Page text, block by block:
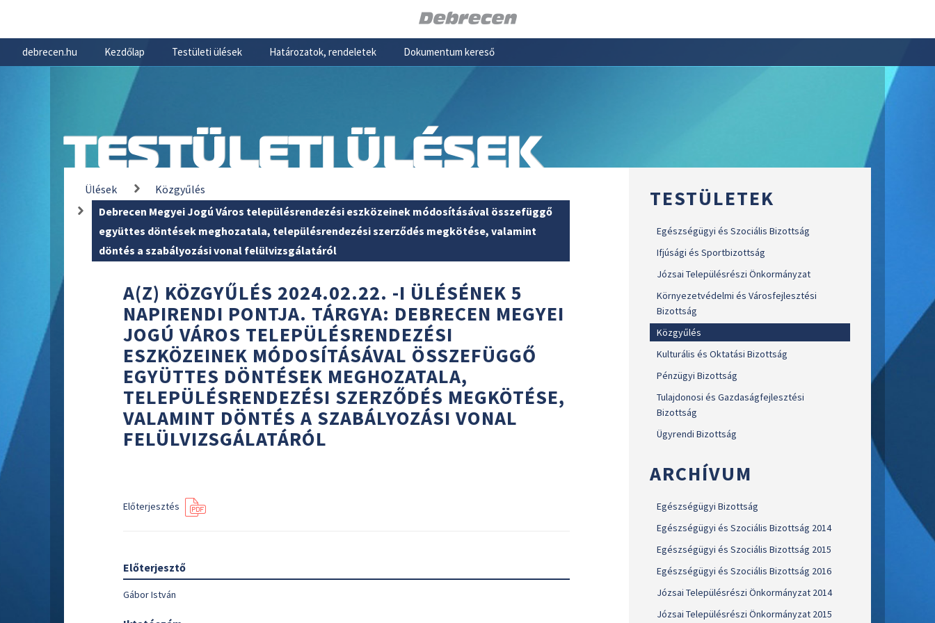
debrecen.hu Kezdőlap Testületi ülések Határozatok, rendeletek Dokumentum kereső
TESTÜLETI ÜLÉSEK
Ülések
Közgyűlés
Debrecen Megyei Jogú Város településrendezési eszközeinek módosításával összefüggő
együttes döntések meghozatala, településrendezési szerződés megkötése, valamint
döntés a szabályozási vonal felülvizsgálatáról
A(Z) KÖZGYŰLÉS 2024.02.22. -I ÜLÉSÉNEK 5
NAPIRENDI PONTJA. TÁRGYA: DEBRECEN MEGYEI
JOGÚ VÁROS TELEPÜLÉSRENDEZÉSI
ESZKÖZEINEK MÓDOSÍTÁSÁVAL ÖSSZEFÜGGŐ
EGYÜTTES DÖNTÉSEK MEGHOZATALA,
TELEPÜLÉSRENDEZÉSI SZERZŐDÉS MEGKÖTÉSE,
VALAMINT DÖNTÉS A SZABÁLYOZÁSI VONAL
FELÜLVIZSGÁLATÁRÓL
Előterjesztés
Előterjesztő
Gábor István
TESTÜLETEK
Egészségügyi és Szociális Bizottság
Ifjúsági és Sportbizottság
Józsai Településrészi Önkormányzat
Környezetvédelmi és Városfejlesztési
Bizottság
Közgyűlés
Kulturális és Oktatási Bizottság
Pénzügyi Bizottság
Tulajdonosi és Gazdaságfejlesztési
Bizottság
Ügyrendi Bizottság
ARCHÍVUM
Egészségügyi Bizottság
Egészségügyi és Szociális Bizottság 2014
Egészségügyi és Szociális Bizottság 2015
Egészségügyi és Szociális Bizottság 2016
Józsai Településrészi Önkormányzat 2014
Józsai Településrészi Önkormányzat 2015